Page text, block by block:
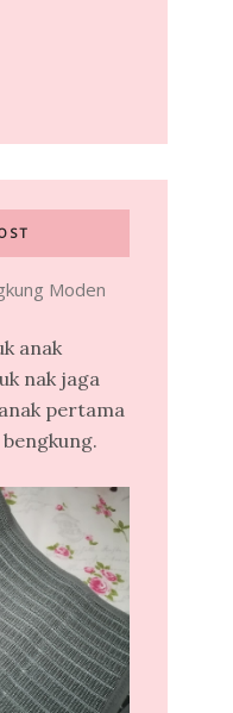
Moden
anak
nak jaga
pertama